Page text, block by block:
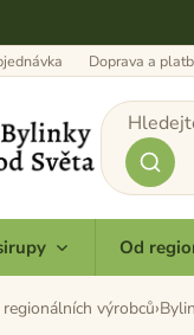
Doprava a
Od
výrobců